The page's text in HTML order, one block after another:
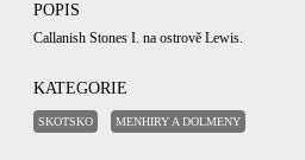
POPIS
Callanish Stones I. na ostrově Lewis.
KATEGORIE
SKOTSKO MENHIRY A DOLMENY